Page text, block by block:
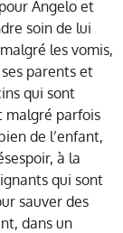
Angelo et
soin de lui
les vomis,
parents et
qui sont
malgré parfois
de l’enfant,
à la
qui sont
sauver des
dans un